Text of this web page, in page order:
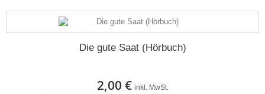
Die gute Saat (Hörbuch)
2,00 € inkl. MwSt.